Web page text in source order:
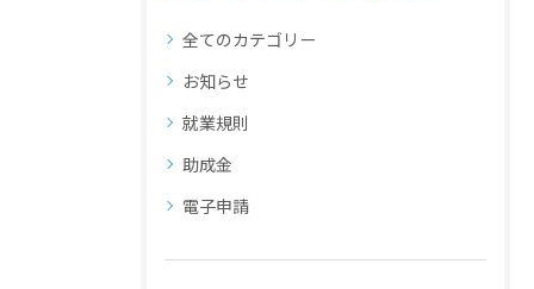
全てのカテゴリー
お知らせ
就業規則
助成金
電子申請